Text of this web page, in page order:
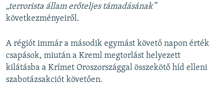
„terrorista állam erőteljes támadásának”
következményeiről.
A régiót immár a második egymást követő napon érték
csapások, miután a Kreml megtorlást helyezett
kilátásba a Krímet Oroszországgal összekötő híd elleni
szabotázsakciót követően.